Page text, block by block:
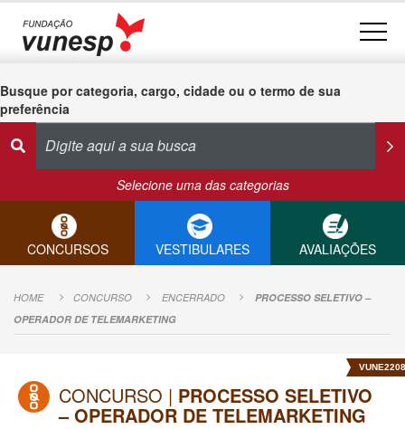
Busque por categoria, cargo, cidade ou o termo de sua
preferência
Selecione uma das categorias
CONCURSOS VESTIBULARES AVALIAÇÕES
HOME CONCURSO ENCERRADO
PROCESSO SELETIVO –
OPERADOR DE TELEMARKETING
VUNE2208
CONCURSO | PROCESSO SELETIVO
– OPERADOR DE TELEMARKETING